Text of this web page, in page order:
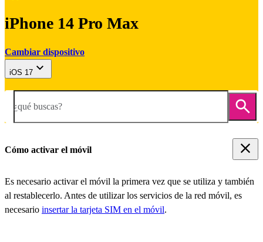
iPhone 14 Pro Max
Cambiar dispositivo
iOS 17
¿qué buscas?
Cómo activar el móvil
Es necesario activar el móvil la primera vez que se utiliza y también
al restablecerlo. Antes de utilizar los servicios de la red móvil, es
necesario insertar la tarjeta SIM en el móvil.